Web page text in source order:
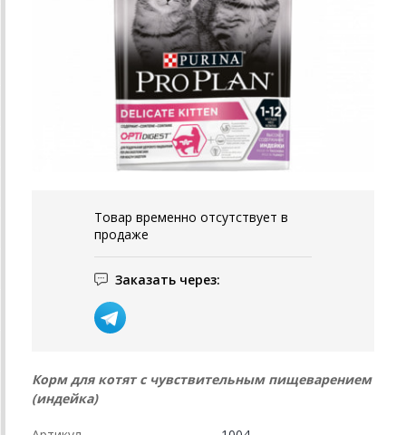
Товар временно отсутствует в
продаже
Заказать через:
Корм для котят с чувствительным пищеварением
(индейка)